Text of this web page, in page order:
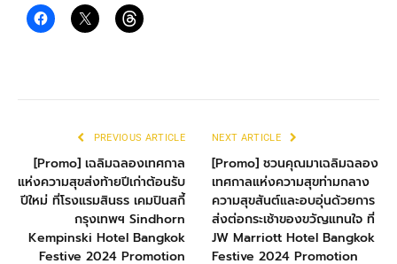
PREVIOUS ARTICLE
[Promo] เฉลิมฉลองเทศกาล
แห่งความสุขส่งท้ายปีเก่าต้อนรับ
ปีใหม่ ที่โรงแรมสินธร เคมปินสกี้
กรุงเทพฯ Sindhorn
Kempinski Hotel Bangkok
Festive 2024 Promotion
NEXT ARTICLE
[Promo] ชวนคุณมาเฉลิมฉลอง
เทศกาลแห่งความสุขท่ามกลาง
ความสุขสันต์และอบอุ่นด้วยการ
ส่งต่อกระเช้าของขวัญแทนใจ ที่
JW Marriott Hotel Bangkok
Festive 2024 Promotion